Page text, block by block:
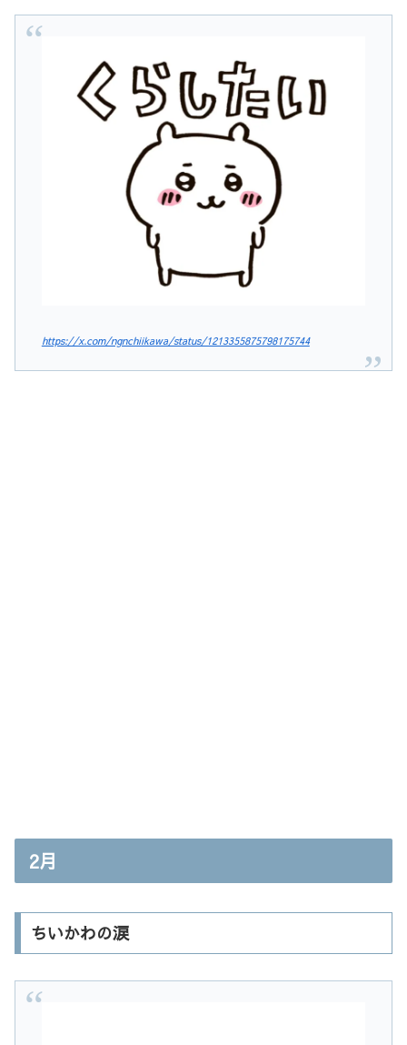
https://x.com/ngnchiikawa/status/1213355875798175744
2月
ちいかわの涙